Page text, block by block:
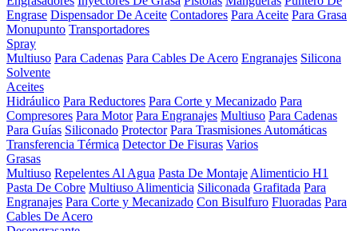
Engrase Dispensador De Aceite Contadores Para Aceite Para Grasa
Monupunto Transportadores
Spray
Multiuso Para Cadenas Para Cables De Acero Engranajes Silicona
Solvente
Aceites
Hidráulico Para Reductores Para Corte y Mecanizado Para
Compresores Para Motor Para Engranajes Multiuso Para Cadenas
Para Guías Siliconado Protector Para Trasmisiones Automáticas
Transferencia Térmica Detector De Fisuras Varios
Grasas
Multiuso Repelentes Al Agua Pasta De Montaje Alimenticio H1
Pasta De Cobre Multiuso Alimenticia Siliconada Grafitada Para
Engranajes Para Corte y Mecanizado Con Bisulfuro Fluoradas Para
Cables De Acero